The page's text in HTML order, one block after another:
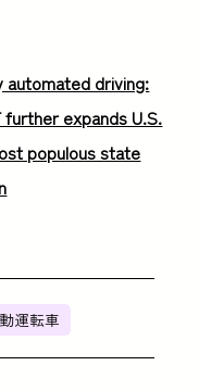
automated driving:
further expands U.S.
populous state
運転車